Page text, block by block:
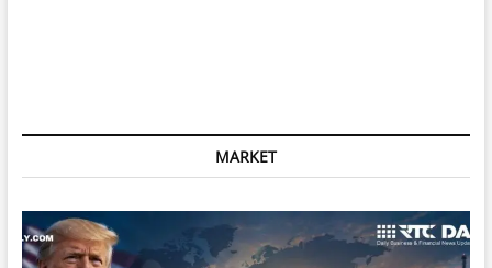
Rohan
ने
आगामी
B2C
venture
MARKET